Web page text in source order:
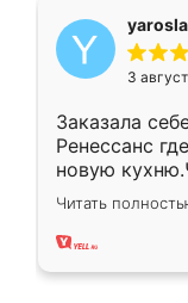
3
Заказала
Ренессанс
новую
вполне
два года,
Читать